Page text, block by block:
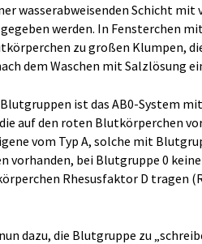
wasserabweisenden Schicht
werden. In Fensterchen
zu großen Klumpen,
dem Waschen mit Salzlösung
ist das AB0-System
auf den roten Blutkörperchen
vom Typ A, solche mit
vorhanden, bei Blutgruppe 0
Rhesusfaktor D tragen
dazu, die Blutgruppe zu